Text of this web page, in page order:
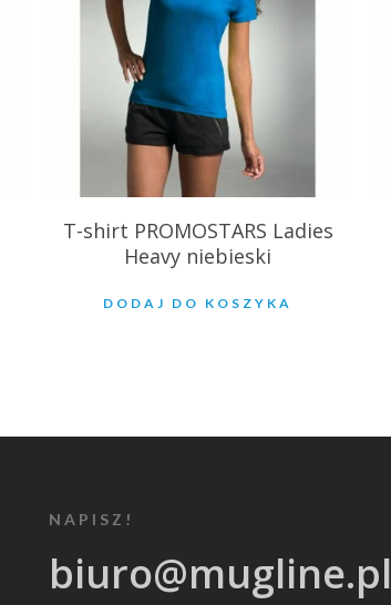
25.25zł
T-shirt PROMOSTARS Ladies
Heavy niebieski
DODAJ DO KOSZYKA
NAPISZ!
biuro@mugline.pl